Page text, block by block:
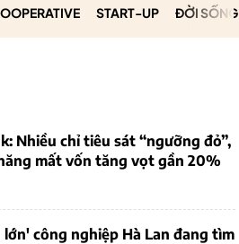
START-UP ĐỜI SỐNG
Nhiều chỉ tiêu sát “ngưỡng đỏ”,
mất vốn tăng vọt gần 20%
lớn' công nghiệp Hà Lan đang tìm